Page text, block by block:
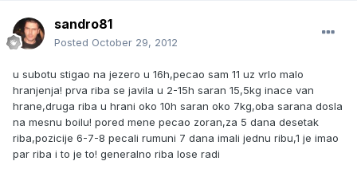
sandro81
Posted October 29, 2012
u subotu stigao na jezero u 16h,pecao sam 11 uz vrlo malo
hranjenja! prva riba se javila u 2-15h saran 15,5kg inace van
hrane,druga riba u hrani oko 10h saran oko 7kg,oba sarana dosla
na mesnu boilu! pored mene pecao zoran,za 5 dana desetak
riba,pozicije 6-7-8 pecali rumuni 7 dana imali jednu ribu,1 je imao
par riba i to je to! generalno riba lose radi